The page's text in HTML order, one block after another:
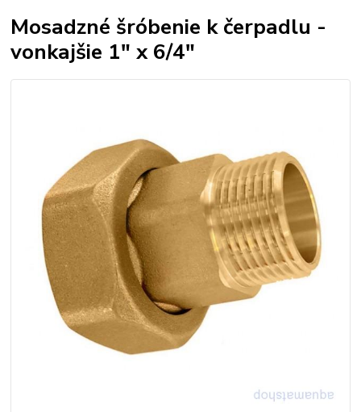
Mosadzné šróbenie k čerpadlu -
vonkajšie 1" x 6/4"